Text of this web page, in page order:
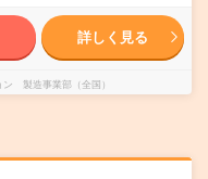
詳しく見る
製造事業部（全国）